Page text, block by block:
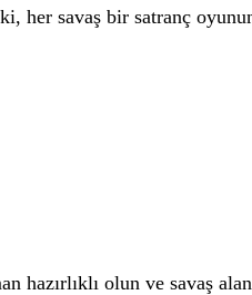
her savaş bir satranç
olun ve savaş